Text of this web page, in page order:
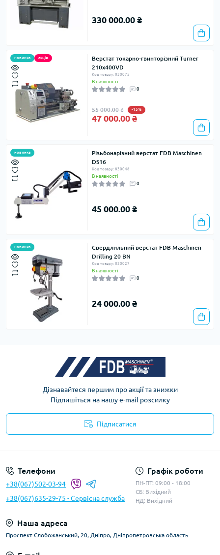
330 000.00 ₴
новинка акція
Верстат токарно-гвинторiзний Turner
210x400VD
Код товару: 830075
В наявності
0
55 000.00 ₴ -15%
47 000.00 ₴
новинка
Різьбонарізний верстат FDB Maschinen
DS16
Код товару: 830048
В наявності
0
45 000.00 ₴
новинка
Свердлильний верстат FDB Maschinen
Drilling 20 BN
Код товару: 830027
В наявності
0
24 000.00 ₴
Дізнавайтеся першим про акції та знижки
Підпишіться на нашу e-mail розсилку
Підписатися
Телефони
+38(067)502-03-94
+38(067)635-29-75 - Сервісна служба
Графік роботи
ПН-ПТ: 09:00 - 18:00
СБ: Вихідний
НД: Вихідний
Наша адреса
Проспект Слобожанський, 20, Дніпро, Дніпропетровська область